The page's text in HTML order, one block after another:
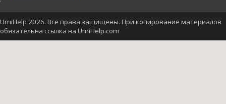
UmiHelp 2026. Все права защищены. При копирование материалов
обязательна ссылка на UmiHelp.com